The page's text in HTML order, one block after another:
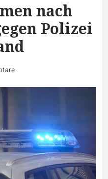
nach
Polizei